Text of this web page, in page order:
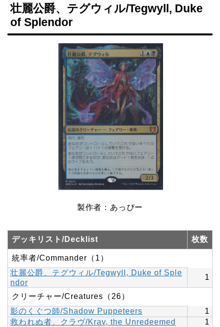
壮麗公爵、テグウィル/Tegwyll, Duke
of Splendor
製作者：あっぴー
デッキリスト/Decklist 枚数
統率者/Commander（1）
壮麗公爵、テグウィル/Tegwyll, Duke of Sple
ndor
1
クリーチャー/Creatures（26）
影のくぐつ師/Shadow Puppeteers
1
救われぬ者、クラヴ/Krav, the Unredeemed
1